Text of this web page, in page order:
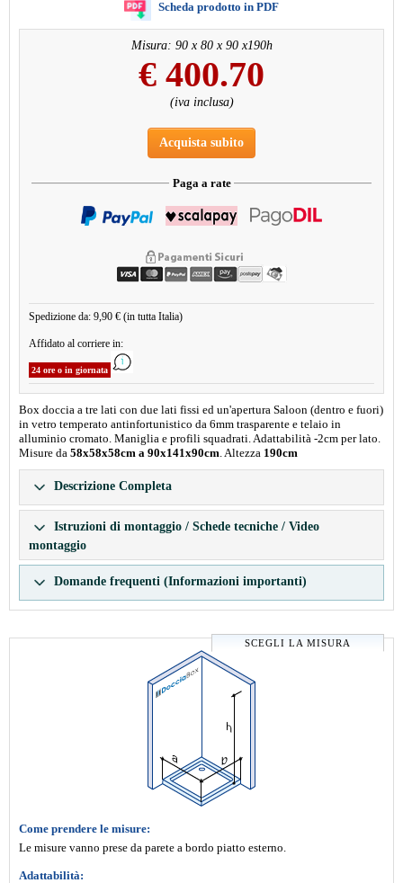
Scheda prodotto in PDF
Misura: 90 x 80 x 90 x190h
€ 400.70
(iva inclusa)
Acquista subito
Paga a rate
Spedizione da: 9,90 € (in tutta Italia)
Affidato al corriere in:
24 ore o in giornata
Box doccia a tre lati con due lati fissi ed un'apertura Saloon (dentro e fuori)
in vetro temperato antinfortunistico da 6mm trasparente e telaio in
alluminio cromato. Maniglia e profili squadrati. Adattabilità -2cm per lato.
Misure da 58x58x58cm a 90x141x90cm . Altezza 190cm
Descrizione Completa
Istruzioni di montaggio / Schede tecniche / Video
montaggio
Domande frequenti (Informazioni importanti)
SCEGLI LA MISURA
Come prendere le misure:
Le misure vanno prese da parete a bordo piatto esterno.
Adattabilità: